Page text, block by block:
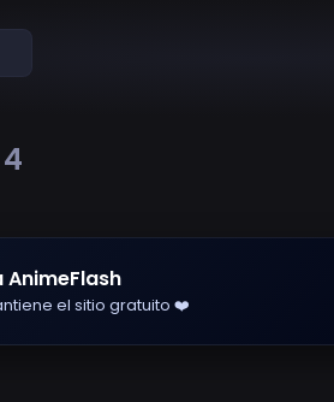
AnimeFlash
el sitio gratuito ❤️